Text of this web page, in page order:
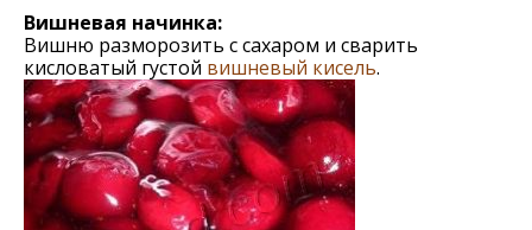
Вишневая начинка:
Вишню разморозить с сахаром и сварить
кисловатый густой вишневый кисель.